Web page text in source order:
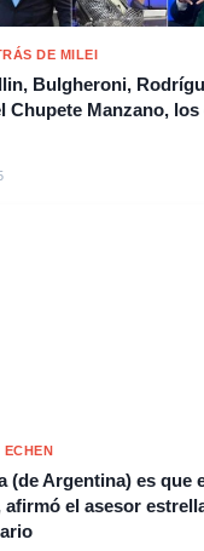
DE MILEI
Bulgheroni,
Chupete Manzano, los
(de Argentina) es que
el asesor